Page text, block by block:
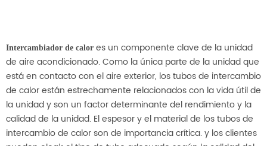
Intercambiador de calor es un componente clave de la unidad
de aire acondicionado. Como la única parte de la unidad que
está en contacto con el aire exterior, los tubos de intercambio
de calor están estrechamente relacionados con la vida útil de
la unidad y son un factor determinante del rendimiento y la
calidad de la unidad. El espesor y el material de los tubos de
intercambio de calor son de importancia crítica. y los clientes